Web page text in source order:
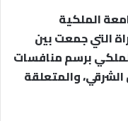
الملكية
التي جمعت بين
برسم منافسات
والمتعلقة